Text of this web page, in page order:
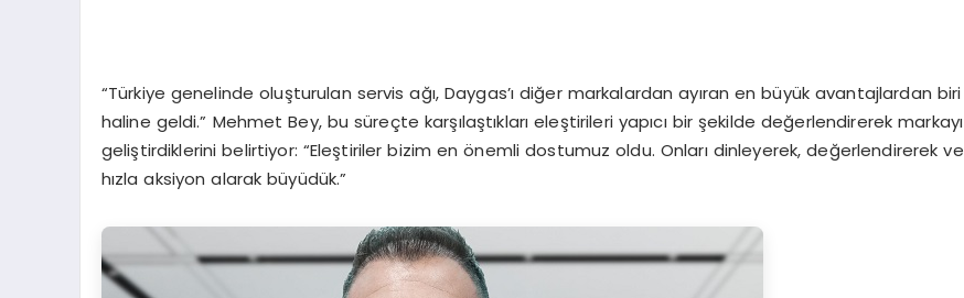
“Türkiye genelinde oluşturulan servis ağı, Daygas’ı diğer markalardan ayıran en büyük avantajlardan biri
haline geldi.” Mehmet Bey, bu süreçte karşılaştıkları eleştirileri yapıcı bir şekilde değerlendirerek markayı
geliştirdiklerini belirtiyor: “Eleştiriler bizim en önemli dostumuz oldu. Onları dinleyerek, değerlendirerek ve
hızla aksiyon alarak büyüdük.”